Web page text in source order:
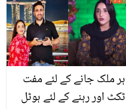
ہر ملک جانے کے لئے مفت
ٹکٹ اور رہنے کے لئے ہوٹل